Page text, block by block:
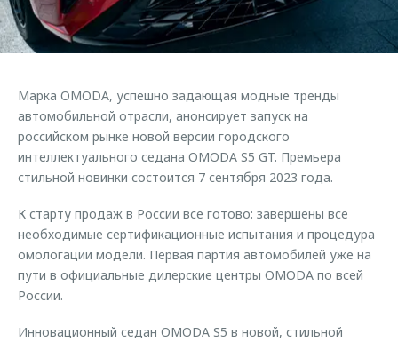
Страхование
Кредитный калькулятор
Одежда и сувениры
Оригинальные аксессуары
Запчасти
Калькулятор трейд-ин
Руководства по эксплуатации
Клиентская поддержка
Клуб владельцев OMODA
Приложение O&J
Аксессуары
Одежда и сувениры
Оригинальные аксессуары
Запчасти
Правовая информация
Обратная связь
Марка OMODA, успешно задающая модные тренды
автомобильной отрасли, анонсирует запуск на
российском рынке новой версии городского
интеллектуального седана OMODA S5 GT. Премьера
стильной новинки состоится 7 сентября 2023 года.
К старту продаж в России все готово: завершены все
необходимые сертификационные испытания и процедура
омологации модели. Первая партия автомобилей уже на
пути в официальные дилерские центры OMODA по всей
России.
Инновационный седан OMODA S5 в новой, стильной